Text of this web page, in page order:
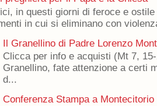
in questi giorni di feroce e
in cui si eliminano con
Il Granellino di Padre Lorenzo
Clicca per info e acquisti (Mt 7,
Granellino, fate attenzione a certi
d...
Conferenza Stampa a Montecitorio